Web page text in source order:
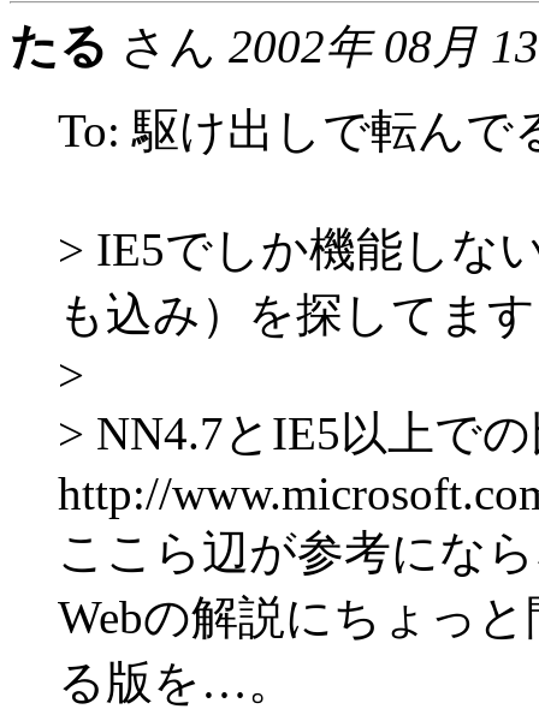
たる さん 2002年 08月
To: 駆け出しで転んで
> IE5でしか機能しな
も込み）を探してま
>
> NN4.7とIE5以上で
http://
ここら辺が参考にな
Webの解説にちょっ
る版を…。